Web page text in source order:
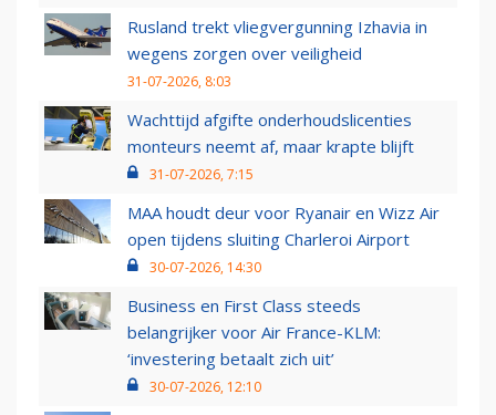
Rusland trekt vliegvergunning Izhavia in
wegens zorgen over veiligheid
31-07-2026, 8:03
Wachttijd afgifte onderhoudslicenties
monteurs neemt af, maar krapte blijft
31-07-2026, 7:15
MAA houdt deur voor Ryanair en Wizz Air
open tijdens sluiting Charleroi Airport
30-07-2026, 14:30
Business en First Class steeds
belangrijker voor Air France-KLM:
‘investering betaalt zich uit’
30-07-2026, 12:10